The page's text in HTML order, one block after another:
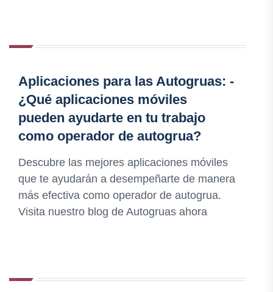
Aplicaciones para las Autogruas: -
¿Qué aplicaciones móviles
pueden ayudarte en tu trabajo
como operador de autogrua?
Descubre las mejores aplicaciones móviles
que te ayudarán a desempeñarte de manera
más efectiva como operador de autogrua.
Visita nuestro blog de Autogruas ahora